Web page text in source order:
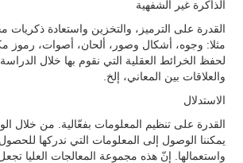
الذاكرة غير الشفهية
القدرة على الترميز، والتخزين واستعادة ذكريات
مثلا: وجوه، أشكال وصور، ألحان، أصوات، رموز
لحفظ الخرائط العقلية التي نقوم بها خلال
والعلاقات بين المعاني، إلخ.
الاستدلال
القدرة على تنظيم المعلومات بفعّالية. من خلال
يمكننا الوصول إلى المعلومات التي ندركها
واستعمالها. إنّ هذه مجموعة المعالجات العليا تجعل